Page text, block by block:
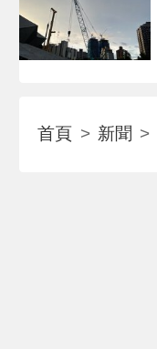
首頁 新聞